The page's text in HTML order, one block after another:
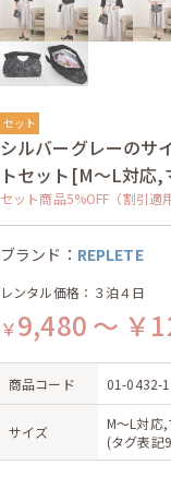
セット
シルバーグレーのサ
トセット[M〜L対応
セット商品5%OFF（割引適
ブランド： REPLETE
レンタル価格：３泊４日
￥9,480 ～ ￥
商品コード 01-0432-1
サイズ
M〜L対応,
(タグ表記